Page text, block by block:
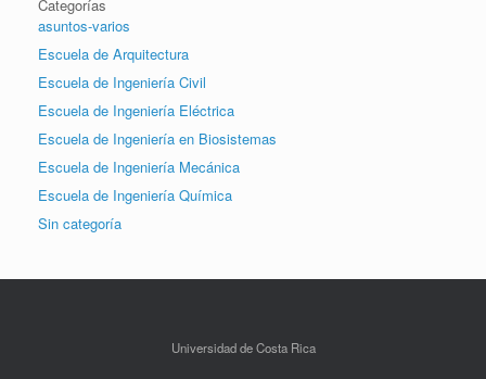
Categorías
asuntos-varios
Escuela de Arquitectura
Escuela de Ingeniería Civil
Escuela de Ingeniería Eléctrica
Escuela de Ingeniería en Biosistemas
Escuela de Ingeniería Mecánica
Escuela de Ingeniería Química
Sin categoría
Universidad de Costa Rica